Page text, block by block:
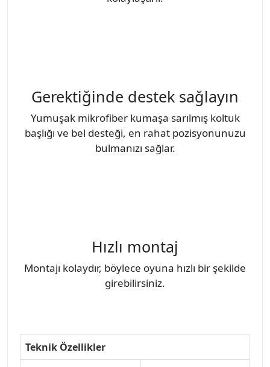
Gerektiğinde destek sağlayın
Yumuşak mikrofiber kumaşa sarılmış koltuk
başlığı ve bel desteği, en rahat pozisyonunuzu
bulmanızı sağlar.
Hızlı montaj
Montajı kolaydır, böylece oyuna hızlı bir şekilde
girebilirsiniz.
Teknik Özellikler